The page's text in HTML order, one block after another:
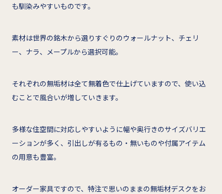
も馴染みやすいものです。
素材は世界の銘木から選りすぐりのウォールナット、チェリ
ー、ナラ、メープルから選択可能。
それぞれの無垢材は全て無着色で仕上げていますので、使い込
むことで風合いが増していきます。
多様な住空間に対応しやすいように幅や奥行きのサイズバリエ
ーションが多く、引出しが有るもの・無いものや付属アイテム
の用意も豊富。
オーダー家具ですので、特注で思いのままの無垢材デスクをお